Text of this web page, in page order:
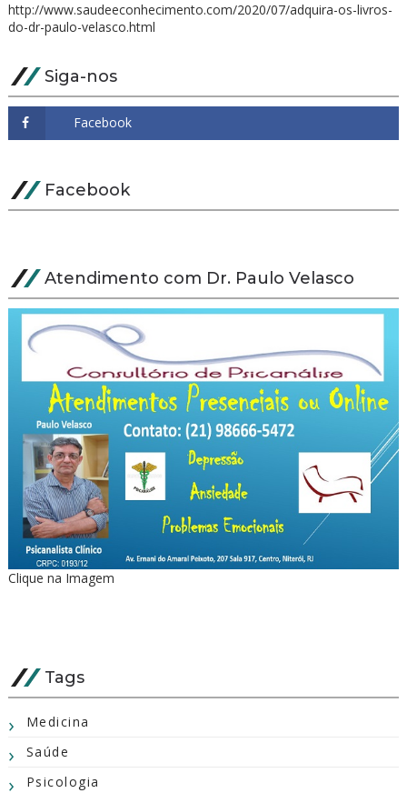
http://www.saudeeconhecimento.com/2020/07/adquira-os-livros-
do-dr-paulo-velasco.html
Siga-nos
Facebook
Atendimento com Dr. Paulo Velasco
Clique na Imagem
Tags
Medicina
Saúde
Psicologia